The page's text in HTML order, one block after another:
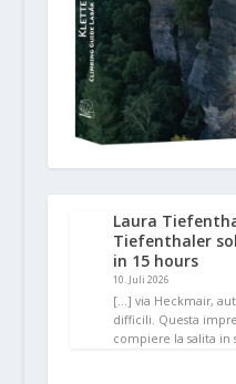
Laura
Tiefenthaler
in 15 hours
10. Juli 2026
[…] via Heckmair,
difficili. Questa
compiere la salita in